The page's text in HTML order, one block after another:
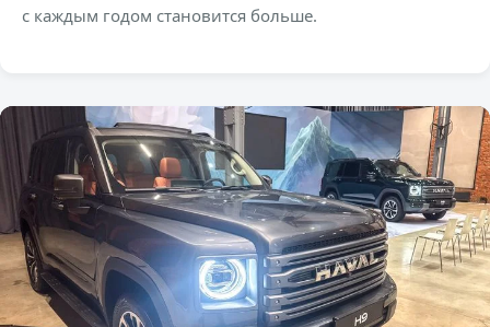
с каждым годом становится больше.